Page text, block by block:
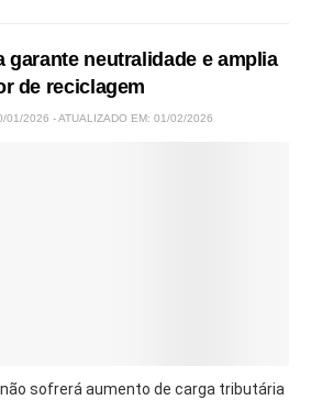
garante neutralidade e amplia
de reciclagem
01/2026 - ATUALIZADO EM: 01/02/2026
sofrerá aumento de carga tributária